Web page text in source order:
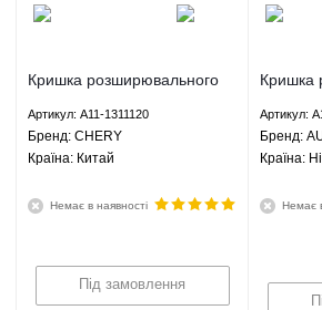
Кришка розширювального
Карі/Арізо 3/Тіго 2 - A11-
1311120 CHERY
Артикул: A11-1311120
Брeнд: CHERY
Країна: Китай
Немає в наявності
Під замовлення
Кришка
Карі/
Артикул:
Брeнд:
Країна:
Немає